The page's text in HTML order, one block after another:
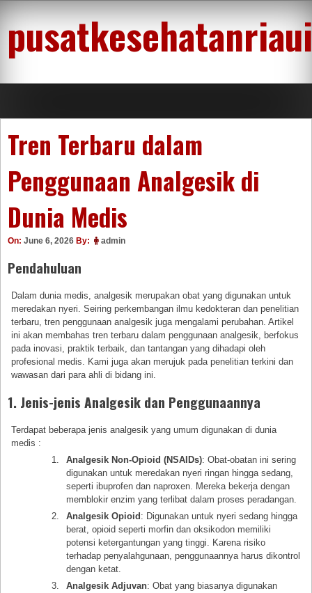
content
Tren Terbaru dalam
Penggunaan Analgesik di
Dunia Medis
On: June 6, 2026 By: admin
Pendahuluan
Dalam dunia medis, analgesik merupakan obat yang digunakan untuk
meredakan nyeri. Seiring perkembangan ilmu kedokteran dan penelitian
terbaru, tren penggunaan analgesik juga mengalami perubahan. Artikel
ini akan membahas tren terbaru dalam penggunaan analgesik, berfokus
pada inovasi, praktik terbaik, dan tantangan yang dihadapi oleh
profesional medis. Kami juga akan merujuk pada penelitian terkini dan
wawasan dari para ahli di bidang ini.
1. Jenis-jenis Analgesik dan Penggunaannya
Terdapat beberapa jenis analgesik yang umum digunakan di dunia
medis :
Analgesik Non-Opioid (NSAIDs): Obat-obatan ini sering
digunakan untuk meredakan nyeri ringan hingga sedang,
seperti ibuprofen dan naproxen. Mereka bekerja dengan
memblokir enzim yang terlibat dalam proses peradangan.
Analgesik Opioid : Digunakan untuk nyeri sedang hingga
berat, opioid seperti morfin dan oksikodon memiliki
potensi ketergantungan yang tinggi. Karena risiko
terhadap penyalahgunaan, penggunaannya harus dikontrol
dengan ketat.
Analgesik Adjuvan: Obat yang biasanya digunakan